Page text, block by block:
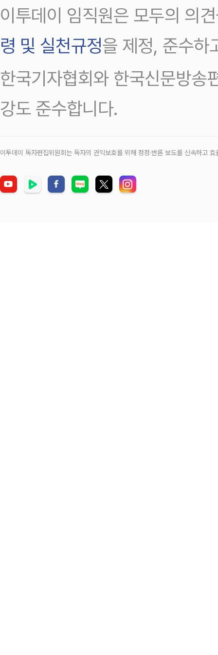
이투데이 임직원은 모두의 의
령 및 실천규정을 제정, 준수하
한국기자협회와 한국신문방송
강도 준수합니다.
이투데이 독자편집위원회는 독자의 권익보호를 위해 정정‧반론 보도를 신속하고